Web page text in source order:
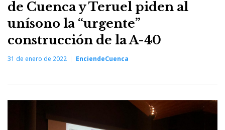
de Cuenca y Teruel piden al
unísono la “urgente”
construcción de la A-40
31 de enero de 2022 EnciendeCuenca